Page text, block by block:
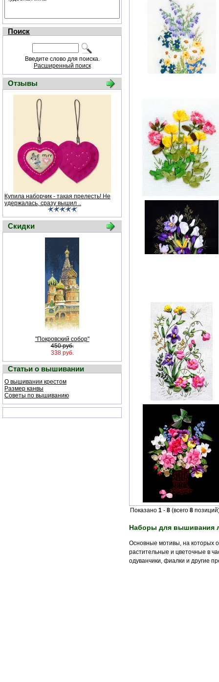
Поиск
Введите слово для поиска.
Расширенный поиск
Отзывы
Купила наборчик - такая прелесть! Не
удержалась, сразу вышил ..
Скидки
"Покровский собор"
450 руб.
338 руб.
Статьи о вышивании
О вышивании крестом
Размер канвы
Советы по вышиванию
Показано 1 - 8 (всего 8
Наборы для вышивания
Основные мотивы, на которых
растительные и цветочные в
одуванчики, фиалки и другие